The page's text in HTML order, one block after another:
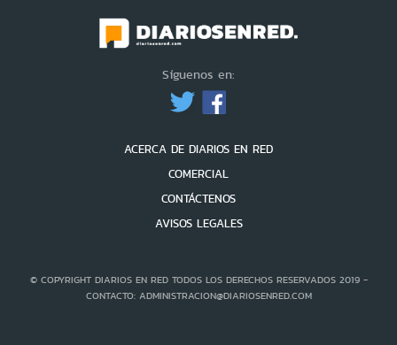
Síguenos en:
ACERCA DE DIARIOS EN RED
COMERCIAL
CONTÁCTENOS
AVISOS LEGALES
© COPYRIGHT DIARIOS EN RED TODOS LOS DERECHOS RESERVADOS 2019 -
CONTACTO: ADMINISTRACION@DIARIOSENRED.COM